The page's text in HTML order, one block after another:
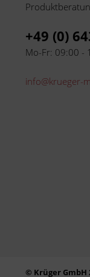
+49 (0)
Mo-Fr: 09:00 -
info@krueger-
© Krüger GmbH